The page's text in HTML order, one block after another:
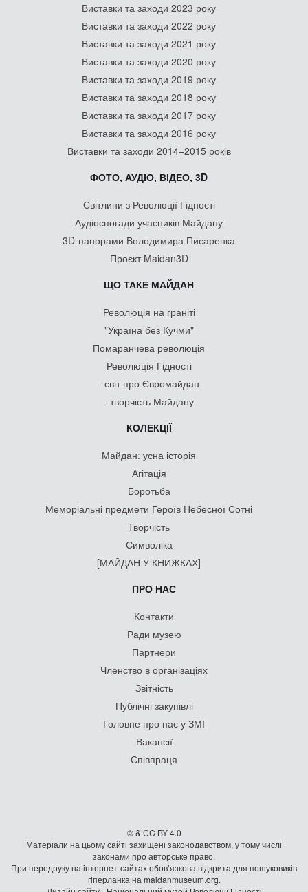
Виставки та заходи 2023 року
Виставки та заходи 2022 року
Виставки та заходи 2021 року
Виставки та заходи 2020 року
Виставки та заходи 2019 року
Виставки та заходи 2018 року
Виставки та заходи 2017 року
Виставки та заходи 2016 року
Виставки та заходи 2014–2015 років
ФОТО, АУДІО, ВІДЕО, 3D
Світлини з Революції Гідності
Аудіоспогади учасників Майдану
3D-панорами Володимира Писаренка
Проєкт Maidan3D
ЩО ТАКЕ МАЙДАН
Революція на граніті
"Україна без Кучми"
Помаранчева революція
Революція Гідності
- світ про Євромайдан
- творчість Майдану
КОЛЕКЦІЇ
Майдан: усна історія
Агітація
Боротьба
Меморіальні предмети Героїв Небесної Сотні
Творчість
Символіка
[МАЙДАН У КНИЖКАХ]
ПРО НАС
Контакти
Ради музею
Партнери
Членство в організаціях
Звітність
Публічні закупівлі
Головне про нас у ЗМІ
Вакансії
Співпраця
© & CC BY 4.0
Матеріали на цьому сайті захищені законодавством, у тому числі
законами про авторське право.
При передруку на iнтернет-сайтах обов’язкова відкрита для пошуковиків
гiперланка на maidanmuseum.org.